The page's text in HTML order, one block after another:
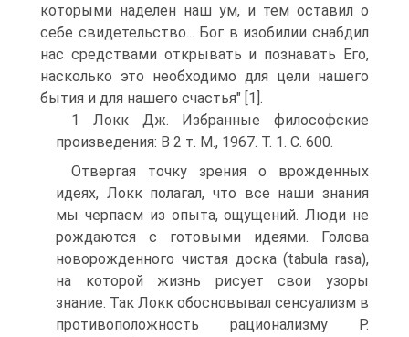
которыми наделен наш ум, и тем оставил о
себе свидетельство... Бог в изобилии снабдил
нас средствами открывать и познавать Его,
насколько это необходимо для цели нашего
бытия и для нашего счастья" [1].
1 Локк Дж. Избранные философские
произведения: В 2 т. М., 1967. Т. 1. С. 600.
Отвергая точку зрения о врожденных
идеях, Локк полагал, что все наши знания
мы черпаем из опыта, ощущений. Люди не
рождаются с готовыми идеями. Голова
новорожденного чистая доска (tabula rasa),
на которой жизнь рисует свои узоры
знание. Так Локк обосновывал сенсуализм в
противоположность рационализму Р.